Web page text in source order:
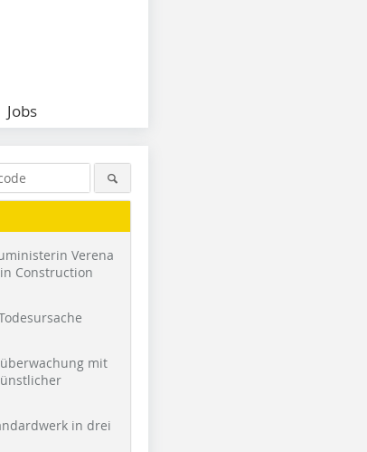
Jobs
Verena
Construction
mit
in drei